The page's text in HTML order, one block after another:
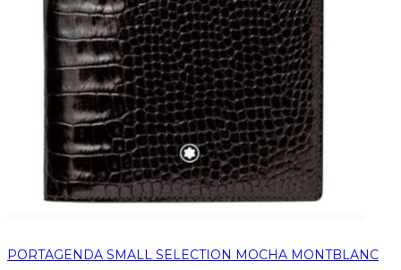
PORTAGENDA SMALL SELECTION MOCHA MONTBLANC